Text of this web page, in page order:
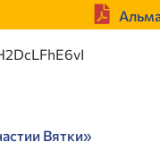
Вятки»